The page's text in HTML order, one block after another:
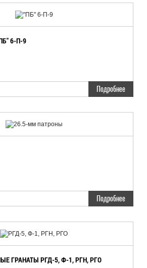
6-П-9
Подробнее
Подробнее
ГРАНАТЫ РГД-5, Ф-1, РГН, РГО